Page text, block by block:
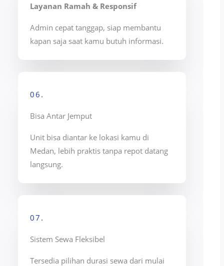
Layanan Ramah & Responsif
Admin cepat tanggap, siap membantu
kapan saja saat kamu butuh informasi.
06.
Bisa Antar Jemput
Unit bisa diantar ke lokasi kamu di
Medan, lebih praktis tanpa repot datang
langsung.
07.
Sistem Sewa Fleksibel
Tersedia pilihan durasi sewa dari mulai